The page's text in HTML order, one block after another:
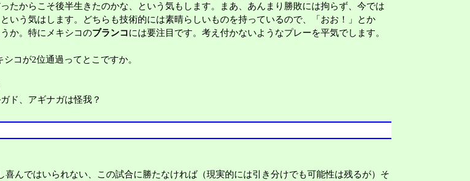
たからこそ後半生きたのかな、という気もします。まあ、あんまり勝敗には拘らず、今では
いう気はします。どちらも技術的には素晴らしいものを持っているので、「おお！」とか
か。特にメキシコのブランコには要注目です。考え付かないようなプレーを平気でします。
コが2位通過ってとこですか。
ド、アギナガは怪我？
んではいられない、この試合に勝たなければ（現実的には引き分けでも可能性は残るが）そ